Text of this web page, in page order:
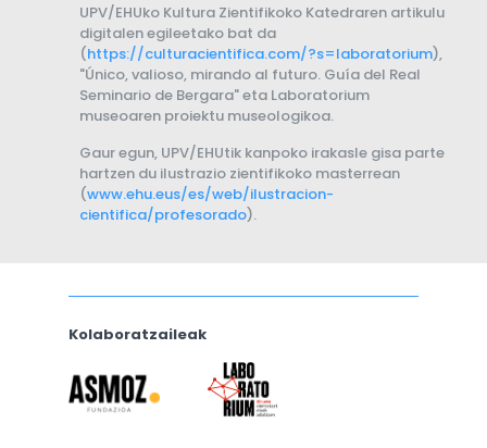
UPV/EHUko Kultura Zientifikoko Katedraren artikulu
digitalen egileetako bat da
(https://culturacientifica.com/?s=laboratorium),
"Único, valioso, mirando al futuro. Guía del Real
Seminario de Bergara" eta Laboratorium
museoaren proiektu museologikoa.
Gaur egun, UPV/EHUtik kanpoko irakasle gisa parte
hartzen du ilustrazio zientifikoko masterrean
(www.ehu.eus/es/web/ilustracion-
cientifica/profesorado).
Kolaboratzaileak